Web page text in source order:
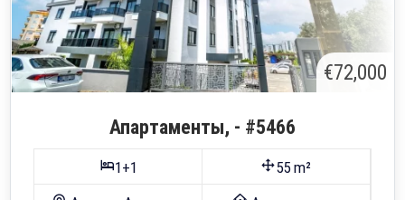
€72,000
Апартаменты, - #5466
1+1
55 m²